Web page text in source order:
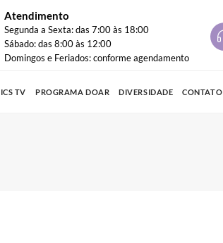
Atendimento
Segunda a Sexta: das 7:00 às 18:00
Sábado: das 8:00 às 12:00
Domingos e Feriados: conforme agendamento
TV PROGRAMA DOAR DIVERSIDADE CONTATO